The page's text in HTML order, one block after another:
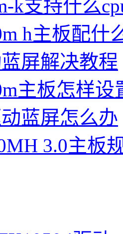
k支持什么
h主板配什
屏解决教程
主板怎样设
蓝屏怎么办
3.0主板